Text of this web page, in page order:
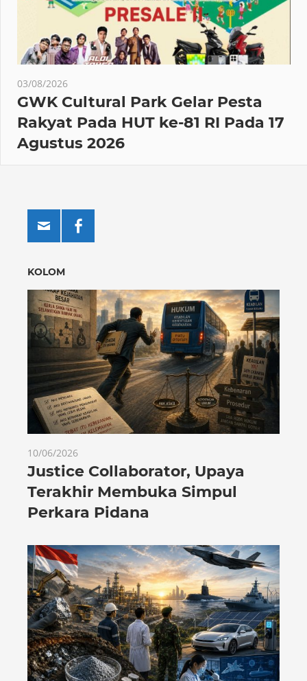
03/08/2026
GWK Cultural Park Gelar Pesta
Rakyat Pada HUT ke-81 RI Pada 17
Agustus 2026
KOLOM
10/06/2026
Justice Collaborator, Upaya
Terakhir Membuka Simpul
Perkara Pidana